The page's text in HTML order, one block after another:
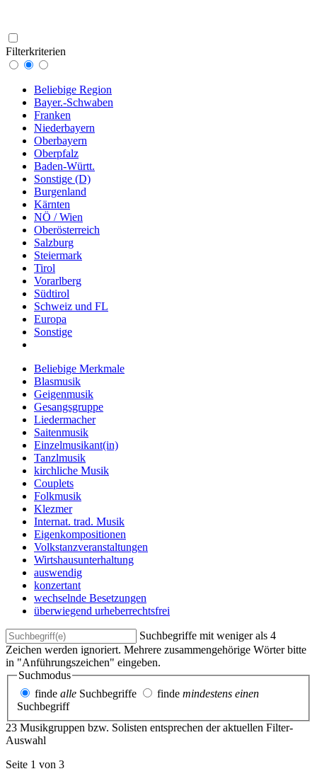
Filterkriterien
Beliebige Region
Bayer.-Schwaben
Franken
Niederbayern
Oberbayern
Oberpfalz
Baden-Württ.
Sonstige (D)
Burgenland
Kärnten
NÖ / Wien
Oberösterreich
Salzburg
Steiermark
Tirol
Vorarlberg
Südtirol
Schweiz und FL
Europa
Sonstige
Beliebige Merkmale
Blasmusik
Geigenmusik
Gesangsgruppe
Liedermacher
Saitenmusik
Einzelmusikant(in)
Tanzlmusik
kirchliche Musik
Couplets
Folkmusik
Klezmer
Internat. trad. Musik
Eigenkompositionen
Volkstanzveranstaltungen
Wirtshausunterhaltung
auswendig
konzertant
wechselnde Besetzungen
überwiegend urheberrechtsfrei
Suchbegriffe mit weniger als 4
Zeichen werden ignoriert. Mehrere zusammengehörige Wörter bitte
in "Anführungszeichen" eingeben.
Suchmodus
finde alle Suchbegriffe finde mindestens einen
Suchbegriff
23 Musikgruppen bzw. Solisten entsprechen der aktuellen Filter-
Auswahl
Seite 1 von 3